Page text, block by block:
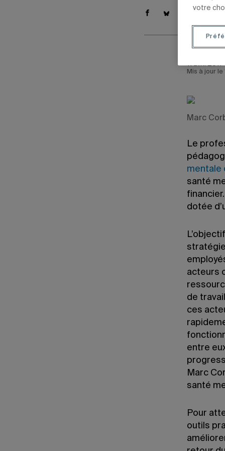
11 avril
Mis à jour le
Marc
Le
mentale
santé
dotée
acteurs
de
ces
entre
Marc
santé
Pour
outils
votre